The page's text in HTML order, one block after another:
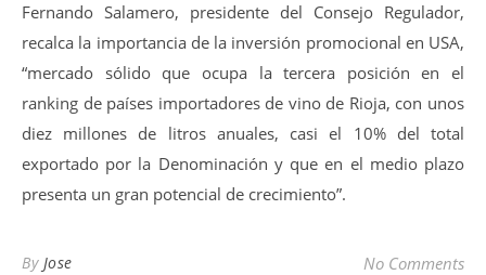
Fernando Salamero, presidente del Consejo Regulador,
recalca la importancia de la inversión promocional en USA,
“mercado sólido que ocupa la tercera posición en el
ranking de países importadores de vino de Rioja, con unos
diez millones de litros anuales, casi el 10% del total
exportado por la Denominación y que en el medio plazo
presenta un gran potencial de crecimiento”.
By Jose No Comments